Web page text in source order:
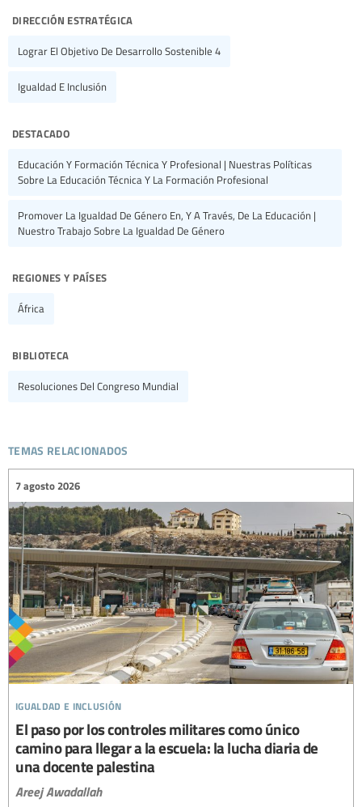
dirección estratégica
Lograr El Objetivo De Desarrollo Sostenible 4
Igualdad E Inclusión
destacado
Educación Y Formación Técnica Y Profesional | Nuestras Políticas
Sobre La Educación Técnica Y La Formación Profesional
Promover La Igualdad De Género En, Y A Través, De La Educación |
Nuestro Trabajo Sobre La Igualdad De Género
regiones y países
África
biblioteca
Resoluciones Del Congreso Mundial
temas relacionados
igualdad e inclusión
7 agosto 2026
El paso por los controles militares como único
camino para llegar a la escuela: la lucha diaria de
una docente palestina
Areej Awadallah